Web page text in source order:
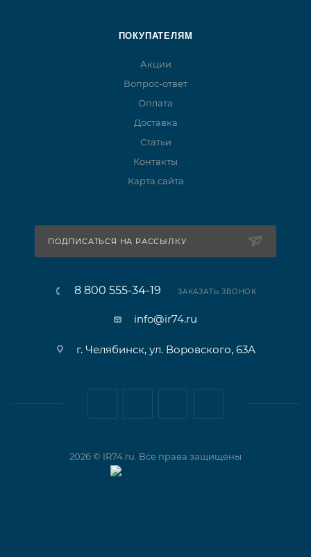
ПОКУПАТЕЛЯМ
Акции
Вопрос-ответ
Оплата
Доставка
Статьи
Контакты
Карта сайта
ПОДПИСАТЬСЯ НА РАССЫЛКУ
8 800 555-34-19 ЗАКАЗАТЬ ЗВОНОК
info@ir74.ru
г. Челябинск, ул. Воровского, 63А
2026 © IR74.ru. Все права защищены